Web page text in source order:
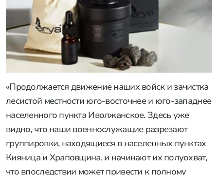
«Продолжается движение наших войск и зачистка
лесистой местности юго-восточнее и юго-западнее
населенного пункта Иволжанское. Здесь уже
видно, что наши военнослужащие разрезают
группировки, находящиеся в населенных пунктах
Кияница и Храповщина, и начинают их полуохват,
что впоследствии может привести к полному